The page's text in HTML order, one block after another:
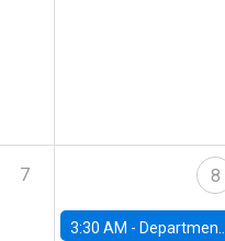
7 8
3:30 AM - Department Seminar: James Robinson